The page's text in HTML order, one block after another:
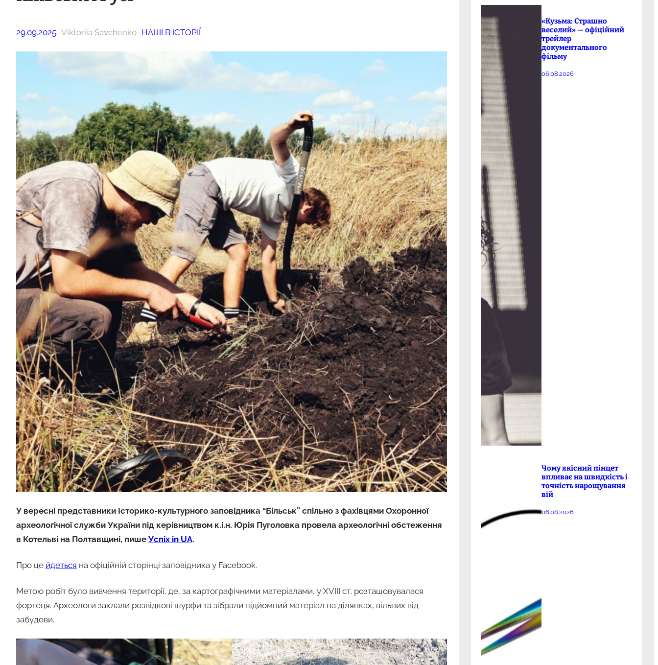
29.09.2025–Viktoriia Savchenko–НАШІ В ІСТОРІЇ
У вересні представники Історико-культурного заповідника “Більськ” спільно з фахівцями Охоронної
археологічної служби України під керівництвом к.і.н. Юрія Пуголовка провела археологічні обстеження
в Котельві на Полтавщині, пише Успіх in UA.
Про це йдеться на офіційній сторінці заповідника у Facebook.
Метою робіт було вивчення території, де, за картографічними матеріалами, у XVIII ст. розташовувалася
фортеця. Археологи заклали розвідкові шурфи та зібрали підйомний матеріал на ділянках, вільних від
забудови.
«Кузьма: Страшно
веселий» — офіційний
трейлер
документального
фільму
06.08.2026
Чому якісний пінцет
впливає на швидкість і
точність нарощування
вій
06.08.2026